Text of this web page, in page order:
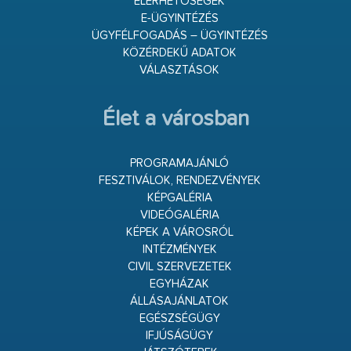
E-ÜGYINTÉZÉS
ÜGYFÉLFOGADÁS – ÜGYINTÉZÉS
KÖZÉRDEKŰ ADATOK
VÁLASZTÁSOK
Élet a városban
PROGRAMAJÁNLÓ
FESZTIVÁLOK, RENDEZVÉNYEK
KÉPGALÉRIA
VIDEÓGALÉRIA
KÉPEK A VÁROSRÓL
INTÉZMÉNYEK
CIVIL SZERVEZETEK
EGYHÁZAK
ÁLLÁSAJÁNLATOK
EGÉSZSÉGÜGY
IFJÚSÁGÜGY